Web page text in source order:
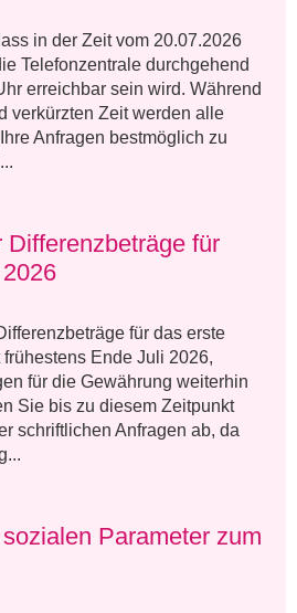
in der Zeit vom 20.07.2026
Telefonzentrale durchgehend
erreichbar sein wird. Während
verkürzten Zeit werden alle
Anfragen bestmöglich zu
für
für das erste
Ende Juli 2026,
für die Gewährung weiterhin
Sie bis zu diesem Zeitpunkt
schriftlichen Anfragen ab, da
Parameter zum